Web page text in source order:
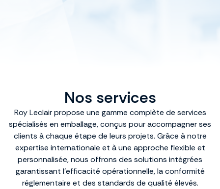
Nos services
Roy Leclair propose une gamme complète de services
spécialisés en emballage, conçus pour accompagner ses
clients à chaque étape de leurs projets. Grâce à notre
expertise internationale et à une approche flexible et
personnalisée, nous offrons des solutions intégrées
garantissant l’efficacité opérationnelle, la conformité
réglementaire et des standards de qualité élevés.